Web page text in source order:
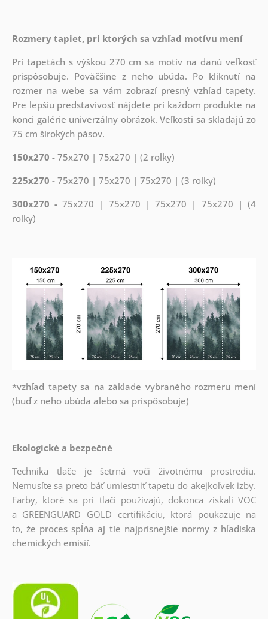
Rozmery tapiet, pri ktorých sa vzhľad motívu mení
Pri tapetách s výškou 270 cm sa motív na danú veľkosť
prispôsobuje. Poväčšine z neho ubúda. Po kliknutí na
rozmer na webe sa vám zobrazí presný vzhľad tapety.
Pre lepšiu predstavivosť nájdete pri každom produkte na
konci galérie univerzálny obrázok. Veľkosti sa skladajú zo
75 cm širokých pásov.
150x270 -75x270 | 75x270 | (2 rolky)
225x270 -75x270 | 75x270 | 75x270 | (3 rolky)
300x270 -75x270 | 75x270 | 75x270 | 75x270 | (4
rolky)
*vzhľad tapety sa na základe vybraného rozmeru mení
(buď z neho ubúda alebo sa prispôsobuje)
Ekologické a bezpečné
Technika tlače je šetrná voči životnému prostrediu.
Nemusíte sa preto báť umiestniť tapetu do akejkoľvek izby.
Farby, ktoré sa pri tlači používajú, dokonca získali VOC
a GREENGUARD GOLD certifikáciu, ktorá poukazuje na
to,že proces spĺňa aj tie najprísnejšie normy z hľadiska
chemických emisií.